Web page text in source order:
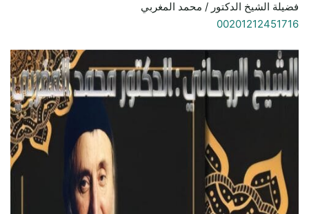
فضيلة الشيخ الدكتور / محمد المغربي
00201212451716